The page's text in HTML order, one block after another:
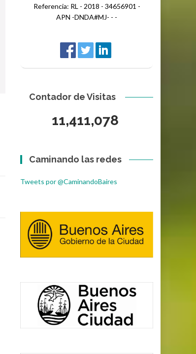
Referencia: RL - 2018 - 34656901 -
APN -DNDA#MJ- - -
Contador de Visitas
11,411,078
Caminando las redes
Tweets por @CaminandoBaires